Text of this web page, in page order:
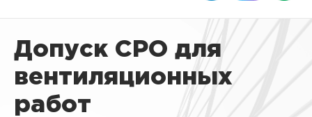
Допуск СРО для
вентиляционных
работ